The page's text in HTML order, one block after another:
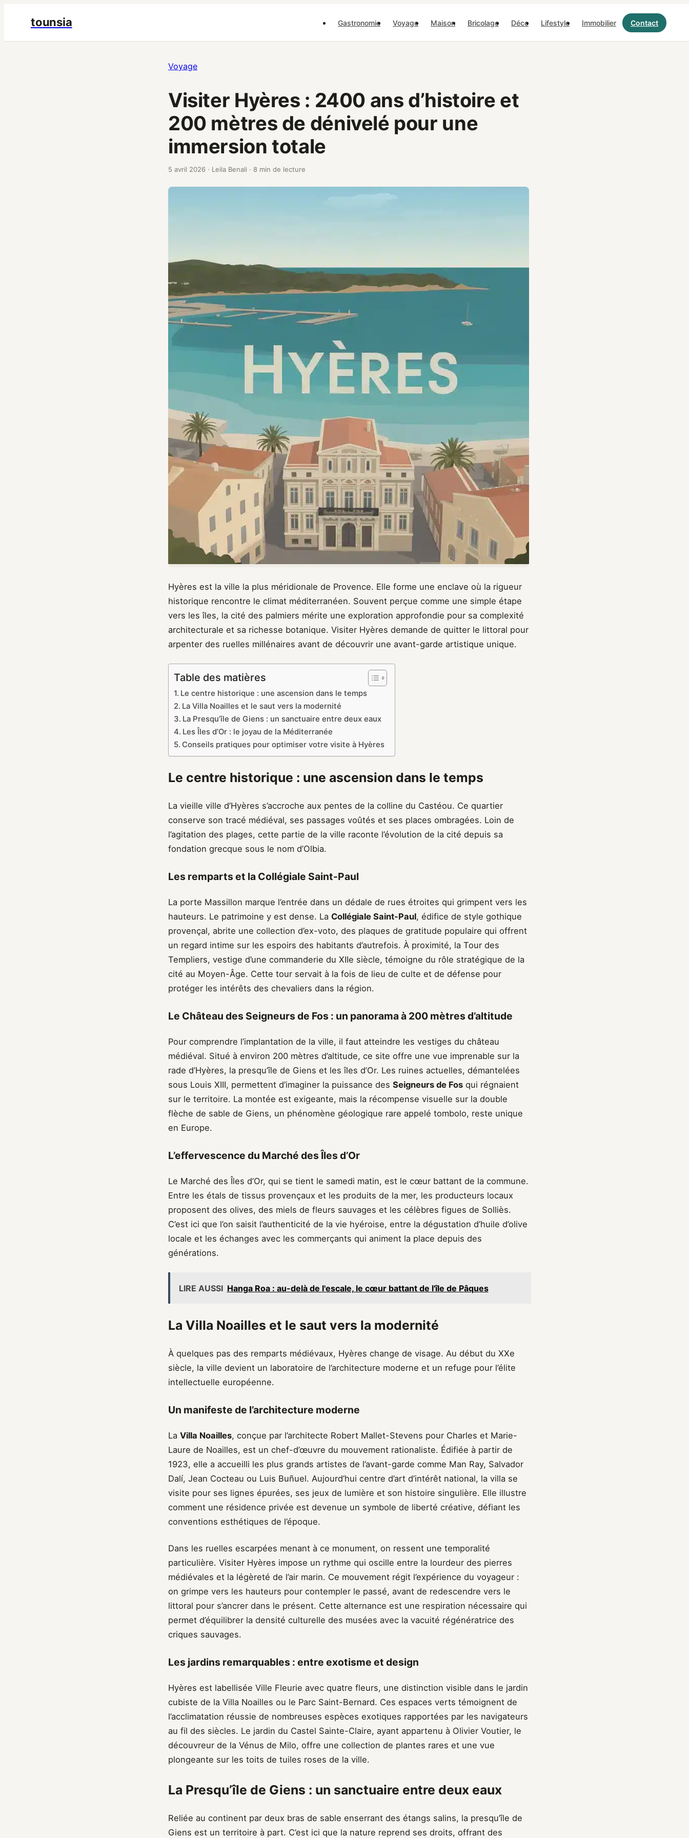
tounsia Gastronomie Voyage Maison Bricolage Déco Lifestyle Immobilier Contact
Voyage
Visiter Hyères : 2400 ans d’histoire et
200 mètres de dénivelé pour une
immersion totale
5 avril 2026 · Leila Benali · 8 min de lecture
Hyères est la ville la plus méridionale de Provence. Elle forme une enclave où la rigueur
historique rencontre le climat méditerranéen. Souvent perçue comme une simple étape
vers les îles, la cité des palmiers mérite une exploration approfondie pour sa complexité
architecturale et sa richesse botanique. Visiter Hyères demande de quitter le littoral pour
arpenter des ruelles millénaires avant de découvrir une avant-garde artistique unique.
Table des matières
Le centre historique : une ascension dans le temps
La Villa Noailles et le saut vers la modernité
La Presqu’île de Giens : un sanctuaire entre deux eaux
Les Îles d’Or : le joyau de la Méditerranée
Conseils pratiques pour optimiser votre visite à Hyères
Le centre historique : une ascension dans le temps
La vieille ville d’Hyères s’accroche aux pentes de la colline du Castéou. Ce quartier
conserve son tracé médiéval, ses passages voûtés et ses places ombragées. Loin de
l’agitation des plages, cette partie de la ville raconte l’évolution de la cité depuis sa
fondation grecque sous le nom d’Olbia.
Les remparts et la Collégiale Saint-Paul
La porte Massillon marque l’entrée dans un dédale de rues étroites qui grimpent vers les
hauteurs. Le patrimoine y est dense. La Collégiale Saint-Paul, édifice de style gothique
provençal, abrite une collection d’ex-voto, des plaques de gratitude populaire qui offrent
un regard intime sur les espoirs des habitants d’autrefois. À proximité, la Tour des
Templiers, vestige d’une commanderie du XIIe siècle, témoigne du rôle stratégique de la
cité au Moyen-Âge. Cette tour servait à la fois de lieu de culte et de défense pour
protéger les intérêts des chevaliers dans la région.
Le Château des Seigneurs de Fos : un panorama à 200 mètres d’altitude
Pour comprendre l’implantation de la ville, il faut atteindre les vestiges du château
médiéval. Situé à environ 200 mètres d’altitude, ce site offre une vue imprenable sur la
rade d’Hyères, la presqu’île de Giens et les îles d’Or. Les ruines actuelles, démantelées
sous Louis XIII, permettent d’imaginer la puissance des Seigneurs de Fos qui régnaient
sur le territoire. La montée est exigeante, mais la récompense visuelle sur la double
flèche de sable de Giens, un phénomène géologique rare appelé tombolo, reste unique
en Europe.
L’effervescence du Marché des Îles d’Or
Le Marché des Îles d’Or, qui se tient le samedi matin, est le cœur battant de la commune.
Entre les étals de tissus provençaux et les produits de la mer, les producteurs locaux
proposent des olives, des miels de fleurs sauvages et les célèbres figues de Solliès.
C’est ici que l’on saisit l’authenticité de la vie hyéroise, entre la dégustation d’huile d’olive
locale et les échanges avec les commerçants qui animent la place depuis des
générations.
LIRE AUSSI Hanga Roa : au-delà de l'escale, le cœur battant de l'île de Pâques
La Villa Noailles et le saut vers la modernité
À quelques pas des remparts médiévaux, Hyères change de visage. Au début du XXe
siècle, la ville devient un laboratoire de l’architecture moderne et un refuge pour l’élite
intellectuelle européenne.
Un manifeste de l’architecture moderne
La Villa Noailles, conçue par l’architecte Robert Mallet-Stevens pour Charles et Marie-
Laure de Noailles, est un chef-d’œuvre du mouvement rationaliste. Édifiée à partir de
1923, elle a accueilli les plus grands artistes de l’avant-garde comme Man Ray, Salvador
Dalí, Jean Cocteau ou Luis Buñuel. Aujourd’hui centre d’art d’intérêt national, la villa se
visite pour ses lignes épurées, ses jeux de lumière et son histoire singulière. Elle illustre
comment une résidence privée est devenue un symbole de liberté créative, défiant les
conventions esthétiques de l’époque.
Dans les ruelles escarpées menant à ce monument, on ressent une temporalité
particulière. Visiter Hyères impose un rythme qui oscille entre la lourdeur des pierres
médiévales et la légèreté de l’air marin. Ce mouvement régit l’expérience du voyageur :
on grimpe vers les hauteurs pour contempler le passé, avant de redescendre vers le
littoral pour s’ancrer dans le présent. Cette alternance est une respiration nécessaire qui
permet d’équilibrer la densité culturelle des musées avec la vacuité régénératrice des
criques sauvages.
Les jardins remarquables : entre exotisme et design
Hyères est labellisée Ville Fleurie avec quatre fleurs, une distinction visible dans le jardin
cubiste de la Villa Noailles ou le Parc Saint-Bernard. Ces espaces verts témoignent de
l’acclimatation réussie de nombreuses espèces exotiques rapportées par les navigateurs
au fil des siècles. Le jardin du Castel Sainte-Claire, ayant appartenu à Olivier Voutier, le
découvreur de la Vénus de Milo, offre une collection de plantes rares et une vue
plongeante sur les toits de tuiles roses de la ville.
La Presqu’île de Giens : un sanctuaire entre deux eaux
Reliée au continent par deux bras de sable enserrant des étangs salins, la presqu’île de
Giens est un territoire à part. C’est ici que la nature reprend ses droits, offrant des